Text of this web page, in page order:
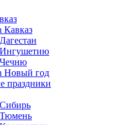
Кавказ
Новый год
праздники